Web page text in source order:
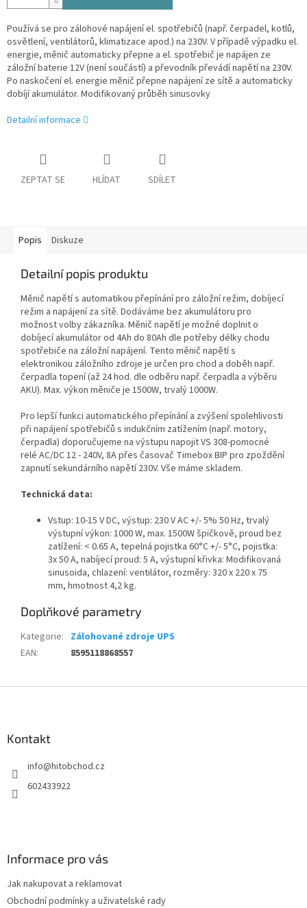
Používá se pro zálohové napájení el. spotřebičů (např. čerpadel, kotlů,
osvětlení, ventilátorů, klimatizace apod.) na 230V. V případě výpadku el.
energie, měnič automaticky přepne a el. spotřebič je napájen ze
záložní baterie 12V (není součástí) a převodník převádí napětí na 230V.
Po naskočení el. energie měnič přepne napájení ze sítě a automaticky
dobíjí akumulátor. Modifikovaný průběh sinusovky
Detailní informace
ZEPTAT SE HLÍDAT SDÍLET
Popis Diskuze
Detailní popis produktu
Měnič napětí s automatikou přepínání pro záložní režim, dobíjecí
režim a napájení za sítě. Dodáváme bez akumulátoru pro
možnost volby zákazníka. Měnič napětí je možné doplnit o
dobíjecí akumulátor od 4Ah do 80Ah dle potřeby délky chodu
spotřebiče na záložní napájení. Tento měnič napětí s
elektronikou záložního zdroje je určen pro chod a doběh např.
čerpadla topení (až 24 hod. dle odběru např. čerpadla a výběru
AKU). Max. výkon měniče je 1500W, trvalý 1000W.
Pro lepší funkci automatického přepínání a zvýšení spolehlivosti
při napájení spotřebičů s indukčním zatížením (např. motory,
čerpadla) doporučujeme na výstupu napojit VS 308-pomocné
relé AC/DC 12 - 240V, 8A přes časovač Timebox BIP pro zpoždění
zapnutí sekundárního napětí 230V. Vše máme skladem.
Technická data:
Vstup: 10-15 V DC, výstup: 230 V AC +/- 5% 50 Hz, trvalý
výstupní výkon: 1000 W, max. 1500W špičkově, proud bez
zatížení: < 0.65 A, tepelná pojistka 60°C +/- 5°C, pojistka:
3x 50 A, nabíjecí proud: 5 A, výstupní křivka: Modifikovaná
sinusoida, chlazení: ventilátor, rozměry: 320 x 220 x 75
mm, hmotnost 4,2 kg.
Doplňkové parametry
Kategorie: Zálohované zdroje UPS
EAN: 8595118868557
Kontakt
info@hitobchod.cz
602433922
Informace pro vás
Jak nakupovat a reklamovat
Obchodní podmínky a uživatelské rady